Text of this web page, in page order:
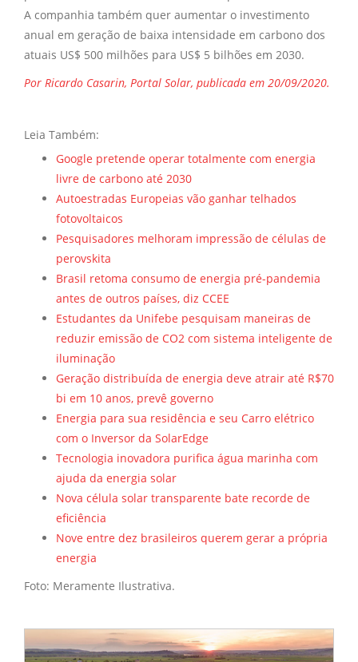
A companhia também quer aumentar o investimento
anual em geração de baixa intensidade em carbono dos
atuais US$ 500 milhões para US$ 5 bilhões em 2030.
Por Ricardo Casarin, Portal Solar, publicada em 20/09/2020.
Leia Também:
Google pretende operar totalmente com energia
livre de carbono até 2030
Autoestradas Europeias vão ganhar telhados
fotovoltaicos
Pesquisadores melhoram impressão de células de
perovskita
Brasil retoma consumo de energia pré-pandemia
antes de outros países, diz CCEE
Estudantes da Unifebe pesquisam maneiras de
reduzir emissão de CO2 com sistema inteligente de
iluminação
Geração distribuída de energia deve atrair até R$70
bi em 10 anos, prevê governo
Energia para sua residência e seu Carro elétrico
com o Inversor da SolarEdge
Tecnologia inovadora purifica água marinha com
ajuda da energia solar
Nova célula solar transparente bate recorde de
eficiência
Nove entre dez brasileiros querem gerar a própria
energia
Foto: Meramente Ilustrativa.